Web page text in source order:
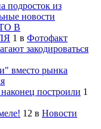
подросток из
новости
В
1 в Фотофакт
закодироваться
вместо рынка
построили 1
12 в Новости